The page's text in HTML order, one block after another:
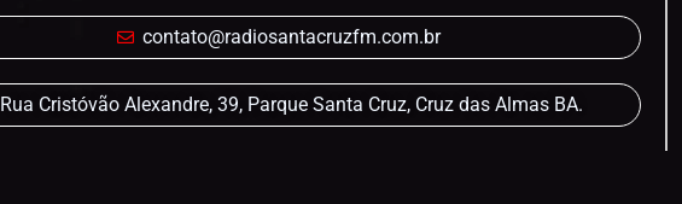
contato@radiosantacruzfm.com.br
Rua Cristóvão Alexandre, 39, Parque Santa Cruz, Cruz das Almas BA.